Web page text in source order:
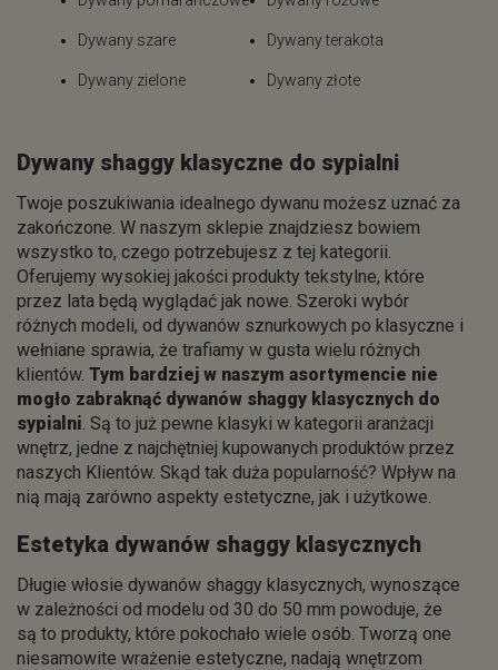
Dywany szare Dywany terakota
Dywany zielone Dywany złote
Dywany shaggy klasyczne do sypialni
Twoje poszukiwania idealnego dywanu możesz uznać za
zakończone. W naszym sklepie znajdziesz bowiem
wszystko to, czego potrzebujesz z tej kategorii.
Oferujemy wysokiej jakości produkty tekstylne, które
przez lata będą wyglądać jak nowe. Szeroki wybór
różnych modeli, od dywanów sznurkowych po klasyczne i
wełniane sprawia, że trafiamy w gusta wielu różnych
klientów. Tym bardziej w naszym asortymencie nie
mogło zabraknąć dywanów shaggy klasycznych do
sypialni. Są to już pewne klasyki w kategorii aranżacji
wnętrz, jedne z najchętniej kupowanych produktów przez
naszych Klientów. Skąd tak duża popularność? Wpływ na
nią mają zarówno aspekty estetyczne, jak i użytkowe.
Estetyka dywanów shaggy klasycznych
Długie włosie dywanów shaggy klasycznych, wynoszące
w zależności od modelu od 30 do 50 mm powoduje, że
są to produkty, które pokochało wiele osób. Tworzą one
niesamowite wrażenie estetyczne, nadają wnętrzom